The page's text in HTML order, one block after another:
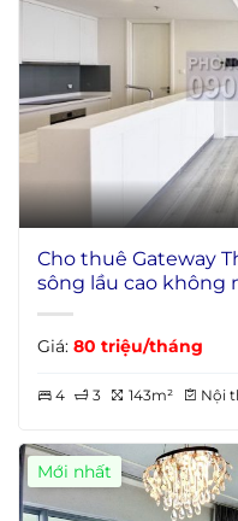
Cho thuê Gateway
sông lầu cao không
Giá: 80 triệu/tháng
4 3 143m² Nội
Mới nhất